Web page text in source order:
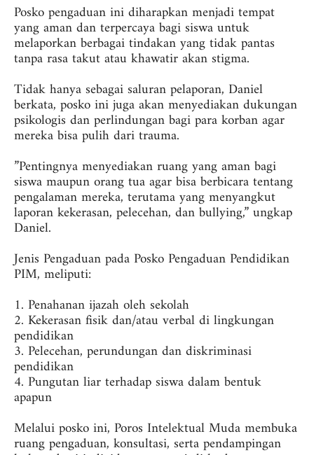
‎Posko pengaduan ini diharapkan menjadi tempat
yang aman dan terpercaya bagi siswa untuk
melaporkan berbagai tindakan yang tidak pantas
tanpa rasa takut atau khawatir akan stigma.
‎Tidak hanya sebagai saluran pelaporan, Daniel
berkata, posko ini juga akan menyediakan dukungan
psikologis dan perlindungan bagi para korban agar
mereka bisa pulih dari trauma.
‎”Pentingnya menyediakan ruang yang aman bagi
siswa maupun orang tua agar bisa berbicara tentang
pengalaman mereka, terutama yang menyangkut
laporan kekerasan, pelecehan, dan bullying,” ungkap
Daniel.
‎Jenis Pengaduan pada Posko Pengaduan Pendidikan
PIM, meliputi:
‎1. Penahanan ijazah oleh sekolah
‎2. Kekerasan fisik dan/atau verbal di lingkungan
pendidikan
‎3. Pelecehan, perundungan dan diskriminasi
pendidikan
‎4. Pungutan liar terhadap siswa dalam bentuk
apapun
‎Melalui posko ini, Poros Intelektual Muda membuka
ruang pengaduan, konsultasi, serta pendampingan